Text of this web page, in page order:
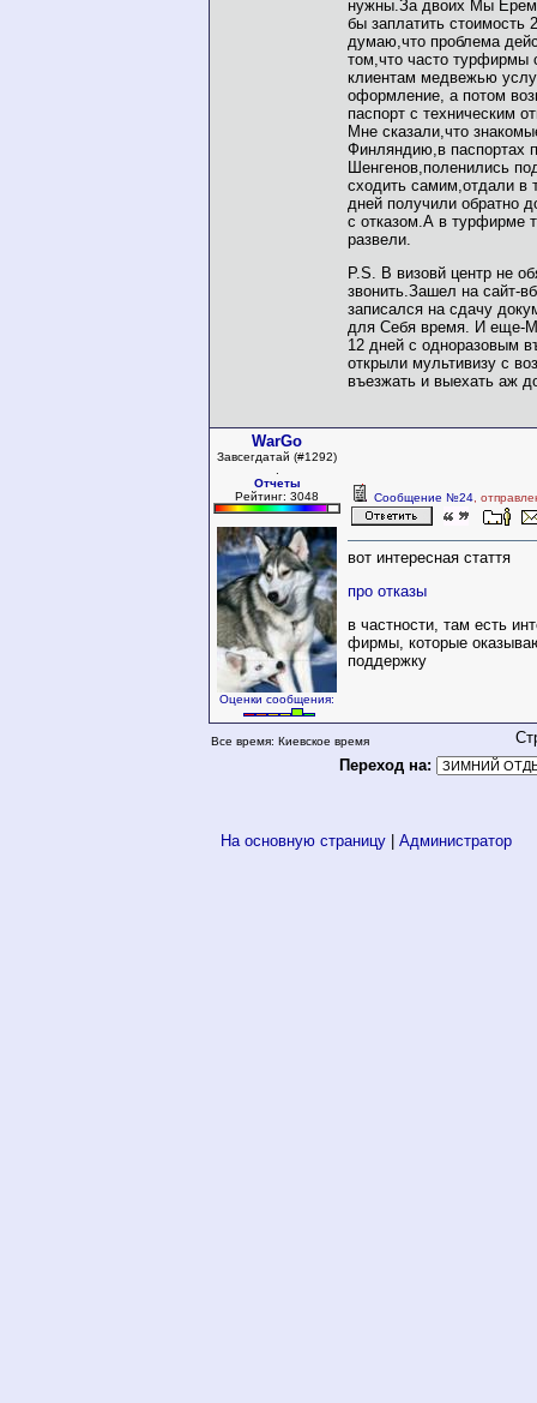
нужны.За двоих Мы
бы заплатить
думаю,что проблема
том,что часто турфирмы
клиентам медвежью
оформление, а потом
паспорт с техническим
Мне сказали,что
Финляндию,в паспортах
Шенгенов,поленились
сходить самим,отдали в
дней получили обратно
с отказом.А в турфирме
развели.
P.S. В визовй центр не
звонить.Зашел на сайт-
записался на сдачу
для Себя время. И еще-
12 дней с одноразовым
открыли мультивизу с
въезжать и выехать аж
WarGo
Завсегдатай (#1292)
Отчеты
Рейтинг: 3048
Оценки сообщения:
Сообщение №24 ,
вот интересная стаття
про отказы
в частности, там есть
фирмы, которые
поддержку
Все время: Киевское время
Переход на:
На основную страницу Администратор